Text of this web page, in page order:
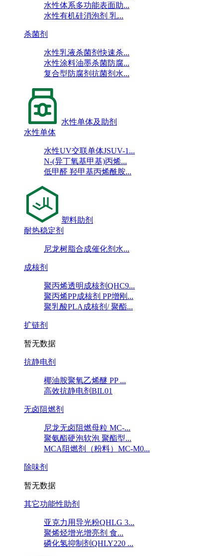
水性体系多功能表面助...
水性有机硅消泡剂 乳...
杀菌剂
水性乳液杀菌剂快速杀...
水性涂料油墨杀菌防腐...
复合型防腐剂抗菌剂水...
水性单体及助剂
水性单体
水性UV交联单体JSUV-1...
N-(异丁氧基甲基)丙烯...
低甲醛 羟甲基丙烯酰胺...
塑料助剂
耐热稳定剂
尼龙树脂合成催化剂水...
成核剂
聚丙烯透明成核剂QHC9...
聚丙烯PP成核剂 PP增刚...
聚乳酸PLA成核剂/ 聚酯...
扩链剂
暂无数据
抗静电剂
椰油胺聚氧乙烯醚 PP ...
高效抗静电剂BIL01
无卤阻燃剂
尼龙无卤阻燃母粒 MC-...
聚氨酯硬泡软泡 聚酯型...
MCA阻燃剂（粉料）MC-M0...
除味剂
暂无数据
其它功能性助剂
亚克力用导光粉QHLG 3...
聚烯烃增光增亮剂 食...
磷化氢抑制剂QHLY220 ...